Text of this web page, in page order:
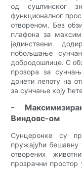
од суштинског
функционалног
отвореном. Без
плафона за
јединствени
побољшање
добродошлице. С
прозора за
донети лепоту на
за сунчање коју
-
Виндовс-ом
Сунцеронке су
пружајући
отворених
прозрачни